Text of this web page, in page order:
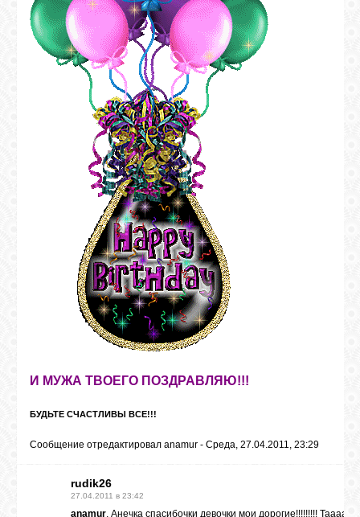
И МУЖА ТВОЕГО ПОЗДРАВЛЯЮ!!!
БУДЬТЕ СЧАСТЛИВЫ ВСЕ!!!
Сообщение отредактировал anamur - Среда, 27.04.2011, 23:29
rudik26
27.04.2011 в 23:42
anamur, Анечка спасибочки девочки мои дорогие!!!!!!!!!